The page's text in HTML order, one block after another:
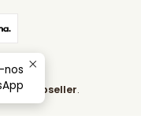
Jumpseller.
nos